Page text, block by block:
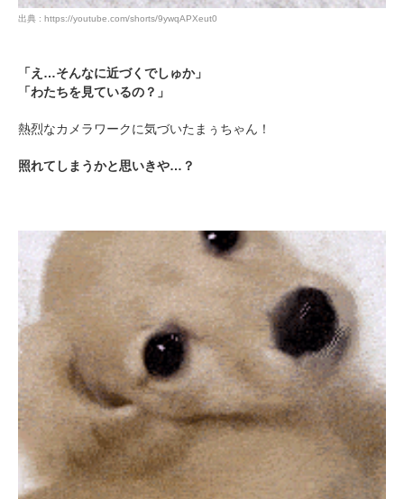
出典 : https://youtube.com/shorts/9ywqAPXeut0
「え…そんなに近づくでしゅか」
「わたちを見ているの？」
熱烈なカメラワークに気づいたまぅちゃん！
照れてしまうかと思いきや…？